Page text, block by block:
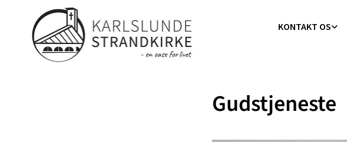
KONTAKT OS
Gudstjeneste